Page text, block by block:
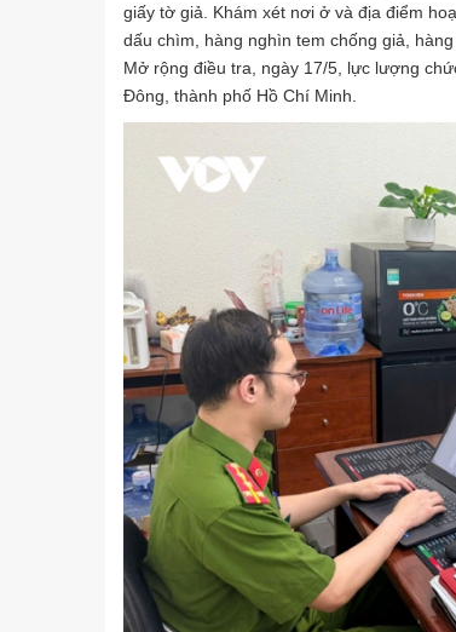
giấy tờ giả. Khám xét nơi ở và địa điểm
dấu chìm, hàng nghìn tem chống giả,
Mở rộng điều tra, ngày 17/5, lực lượng
Đông, thành phố Hồ Chí Minh.